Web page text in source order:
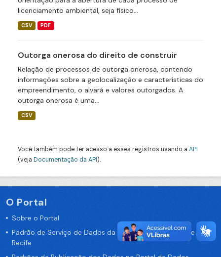
licenciamento ambiental, seja físico...
CSV PDF
Outorga onerosa do direito de construir
Relação de processos de outorga onerosa, contendo
informações sobre a geolocalização e características do
empreendimento, o alvará e valores outorgados. A
outorga onerosa é uma...
CSV
Você também pode ter acesso a esses registros usando a API
(veja Documentação da API).
O Portal
Sobre o Portal
Padrão de Serviço de Dados da Prefeitura da Cidade de
Recife